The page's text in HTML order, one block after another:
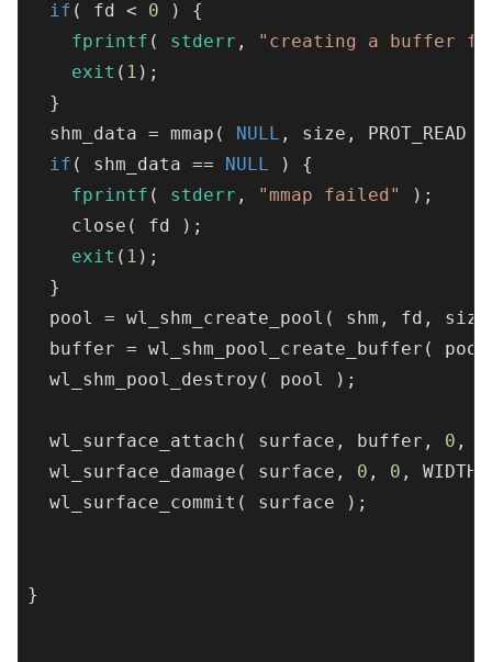
if ( fd < 0 ) {
fprintf ( stderr ,
"creating a buffer
exit ( 1 );
  }
  shm_data = mmap(
NULL , size, PROT_READ |
if ( shm_data == NULL ) {
fprintf ( stderr , "mmap failed"
);
    close( fd );
exit ( 1 );
  }
pool = wl_shm_create_pool( shm, fd,
buffer = wl_shm_pool_create_buffer(
  wl_shm_pool_destroy( pool );
  wl_surface_attach( surface, buffer,
0 ,
  wl_surface_damage( surface,
0 , 0 ,
  wl_surface_commit( surface );
}